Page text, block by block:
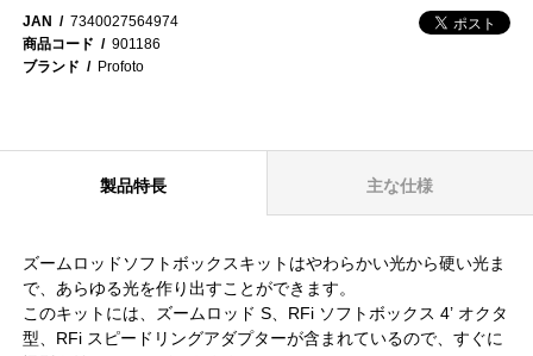
JAN
7340027564974
商品コード
901186
ブランド
Profoto
製品特長 主な仕様
ズームロッドソフトボックスキットはやわらかい光から硬い光ま
で、あらゆる光を作り出すことができます。
このキットには、ズームロッド S、RFi ソフトボックス 4’ オクタ
型、RFi スピードリングアダプターが含まれているので、すぐに